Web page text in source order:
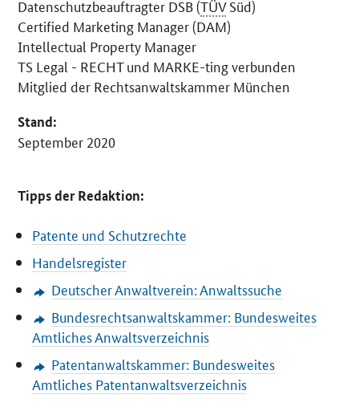
Datenschutzbeauftragter DSB (TÜVSüd)
Certified Marketing Manager(DAM)
Intellectual Property Manager
TS Legal - RECHT und MARKE-ting verbunden
Mitglied der Rechtsanwaltskammer München
Stand:
September 2020
Tipps der Redaktion:
Patente und Schutzrechte
Handelsregister
Deutscher Anwaltverein: Anwaltssuche
Bundesrechtsanwaltskammer: Bundesweites
Amtliches Anwaltsverzeichnis
Patentanwaltskammer: Bundesweites
Amtliches Patentanwaltsverzeichnis